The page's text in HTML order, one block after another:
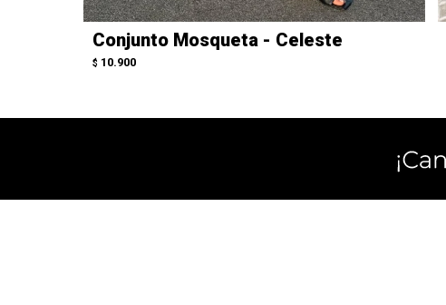
Conjunto Mosqueta - Celeste
$ 10.900